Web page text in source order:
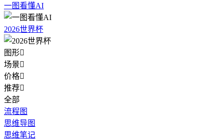
一图看懂AI
2026世界杯
图形
场景
价格
推荐
全部
流程图
思维导图
思维笔记